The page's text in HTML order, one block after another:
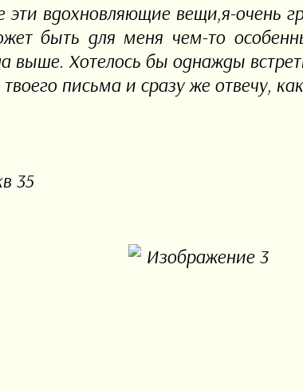
эти вдохновляющие вещи,я-очень
быть для меня чем-то
выше. Хотелось бы однажды
письма и сразу же отвечу,
35